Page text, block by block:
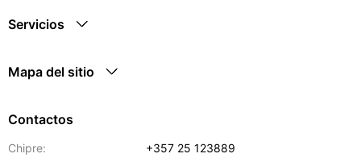
Servicios
Mapa del sitio
Contactos
Chipre:
+357 25 123889